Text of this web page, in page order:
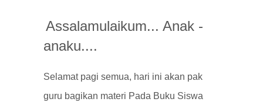
Assalamulaikum... Anak -
anaku....
Selamat pagi semua, hari ini akan pak
guru bagikan materi Pada Buku Siswa